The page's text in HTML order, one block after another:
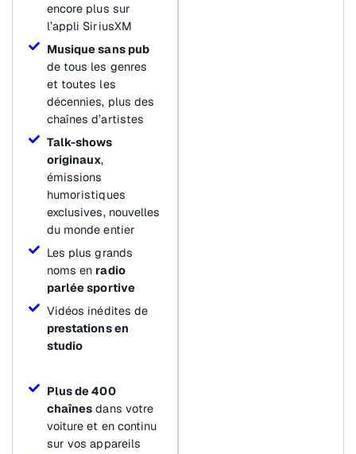
encore plus sur
l’appli SiriusXM
Musique sans pub
de tous les genres
et toutes les
décennies, plus des
chaînes d’artistes
Talk-shows
originaux,
émissions
humoristiques
exclusives, nouvelles
du monde entier
Les plus grands
noms en radio
parlée sportive
Vidéos inédites de
prestations en
studio
Plus de 400
chaînes dans votre
voiture et en continu
sur vos appareils